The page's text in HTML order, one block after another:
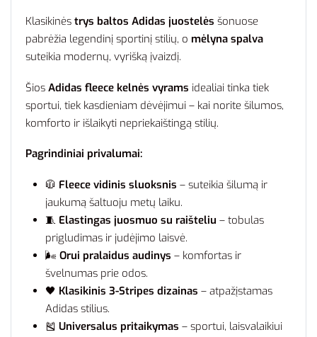
Klasikinės trys baltos Adidas juostelės šonuose
pabrėžia legendinį sportinį stilių, o mėlyna spalva
suteikia modernų, vyrišką įvaizdį.
Šios Adidas fleece kelnės vyrams idealiai tinka tiek
sportui, tiek kasdieniam dėvėjimui – kai norite šilumos,
komforto ir išlaikyti nepriekaištingą stilių.
Pagrindiniai privalumai:
🧥 Fleece vidinis sluoksnis – suteikia šilumą ir
jaukumą šaltuoju metų laiku.
🧵 Elastingas juosmuo su raišteliu – tobulas
prigludimas ir judėjimo laisvė.
🌬️Orui pralaidus audinys – komfortas ir
švelnumas prie odos.
🖤 Klasikinis 3-Stripes dizainas – atpažįstamas
Adidas stilius.
🎽Universalus pritaikymas – sportui, laisvalaikiui